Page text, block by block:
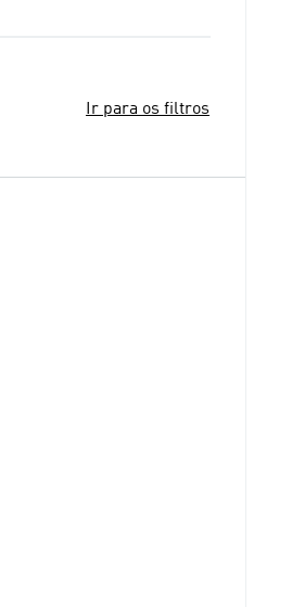
Ir para os filtros